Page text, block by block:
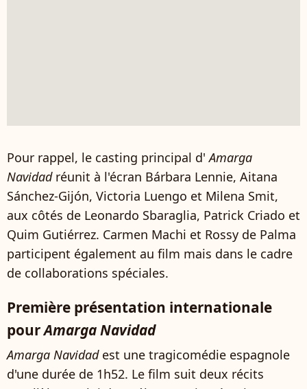
Pour rappel, le casting principal d'Amarga
Navidadréunit à l'écran Bárbara Lennie, Aitana
Sánchez-Gijón, Victoria Luengo et Milena Smit,
aux côtés de Leonardo Sbaraglia, Patrick Criado et
Quim Gutiérrez. Carmen Machi et Rossy de Palma
participent également au film mais dans le cadre
de collaborations spéciales.
Première présentation internationale
pourAmarga Navidad
Amarga Navidadest une tragicomédie espagnole
d'une durée de 1h52. Le film suit deux récits